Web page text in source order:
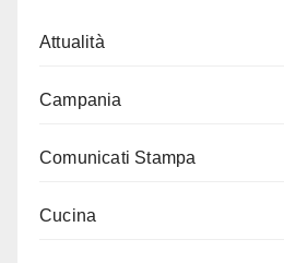
Attualità
Campania
Comunicati Stampa
Cucina